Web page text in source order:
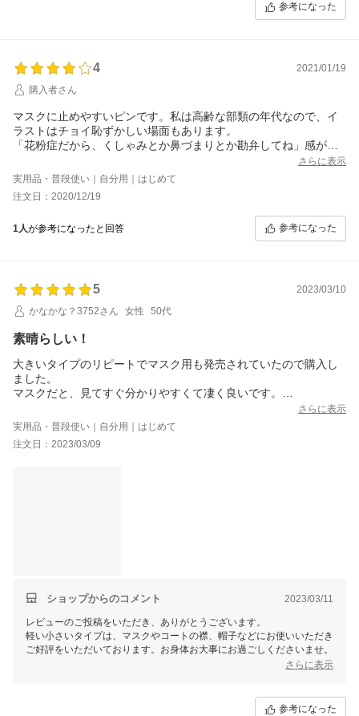
参考になった
4
2021/01/19
購入者さん
マスクに止めやすいピンです。私は高齢な部類の年代なので、イ
ラストはチョイ恥ずかしい場面もあります。
「花粉症だから、くしゃみとか鼻づまりとか勘弁してね」感が判
ってもらえれば良いだけなのです。すぐそばまで寄らなくてもシ
ンプルで分かれば…後、男性もモノトーンとか、有ると嬉しいで
す。（白マスク、黒マスクに映えるような）
さらに表示
実用品・普段使い｜自分用｜はじめて
注文日：2020/12/19
1人が参考になったと回答 参考になった
5
2023/03/10
かなかな？3752さん
女性 50代
素晴らしい！
大きいタイプのリピートでマスク用も発売されていたので購入し
ました。
マスクだと、見てすぐ分かりやすくて凄く良いです。
大きいバッチは、黒いバッグの紐にバッチを付けて、たすき掛け
をしていたせいなのか？
パッと見スタッフと間違えられやすいようで…
ショップで商品をみていると(自分も客なのですが)店員さんに間違
さらに表示
実用品・普段使い｜自分用｜はじめて
注文日：2023/03/09
ショップからのコメント 2023/03/11
レビューのご投稿をいただき、ありがとうございます。
軽い小さいタイプは、マスクやコートの襟、帽子などにお使いいただき
ご好評をいただいております。お身体お大事にお過ごしくださいませ。
さらに表示
参考になった